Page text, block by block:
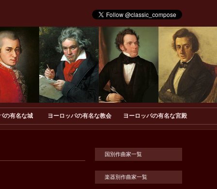
の有名な城 ヨーロッパの有名な教会 ヨーロッパの有名な宮殿
国別作曲家一覧
楽器別作曲家一覧